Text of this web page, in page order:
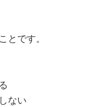
とです。
ない